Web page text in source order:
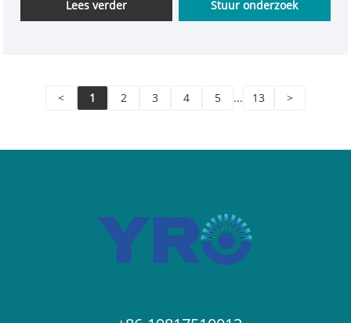
kan duidelijk spanning en huidige informatie
Lees verder Stuur onderzoek
< 1 2 3 4 5 ... 13 >